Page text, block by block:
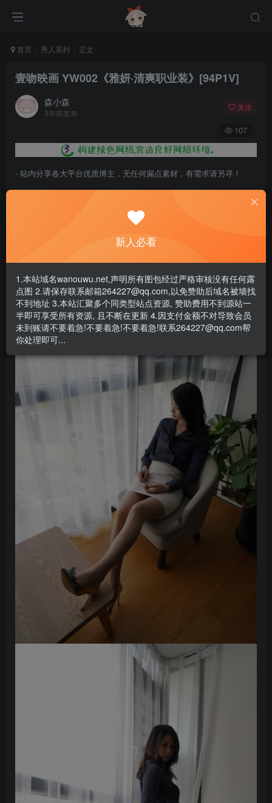
首页 秀人系列 正文
壹吻映画 YW002《雅妍·清爽职业装》[94P1V]
森小森
3年前发布
关注
107
- 站内分享各大平台优质博主，无任何漏点素材，有需求请另寻！
- 百度网盘提示提取码错误，请更换浏览器重试，这是百度网盘版本问
- 遇见解压密码不对、无法解压，请查看
- 资源失效/充值未到账/账号解禁...等问题请《提交工单》
新人必看
1.本站域名wanouwu.net,声明所有图包经过严格审核没有任何露
点图 2.请保存联系邮箱264227@qq.com,以免赞助后域名被墙找
不到地址 3.本站汇聚多个同类型站点资源, 赞助费用不到源站一
半即可享受所有资源, 且不断在更新 4.因支付金额不对导致会员
未到账请不要着急!不要着急!不要着急!联系264227@qq.com帮
你处理即可...